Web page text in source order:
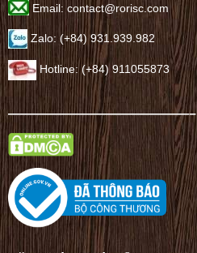
Email: contact@rorisc.com
Zalo: (+84) 931.939.982
Hotline: (+84) 911055873
——————————————–